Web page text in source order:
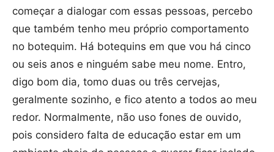
começar a dialogar com essas pessoas, percebo
que também tenho meu próprio comportamento
no botequim. Há botequins em que vou há cinco
ou seis anos e ninguém sabe meu nome. Entro,
digo bom dia, tomo duas ou três cervejas,
geralmente sozinho, e fico atento a todos ao meu
redor. Normalmente, não uso fones de ouvido,
pois considero falta de educação estar em um